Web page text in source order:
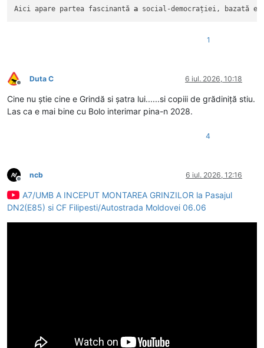
Aici apare partea fascinantă a social-democrației, bazată
1
Deconectat
Duta C 6 iul. 2026, 10:18
Cine nu știe cine e Grindă si șatra lui......si copiii de grădiniță stiu.
Las ca e mai bine cu Bolo interimar pina-n 2028.
4
Deconectat
ncb 6 iul. 2026, 12:16
A7/UMB A INCEPUT MONTAREA GRINZILOR la Pasajul
DN2(E85) si CF Filipesti/Autostrada Moldovei 06.06